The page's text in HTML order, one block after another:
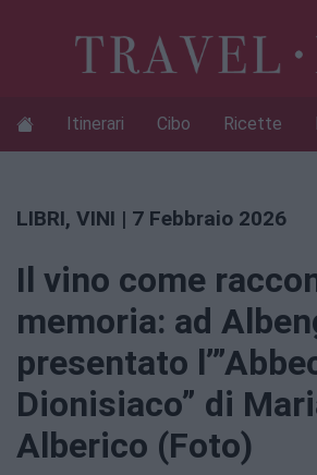
Itinerari Cibo Ricette
LIBRI, VINI | 7 Febbraio 2026
Il vino come
memoria: ad
presentato
Dionisiaco” di
Alberico (Foto)